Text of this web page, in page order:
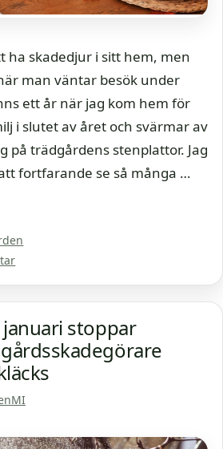
ha skadedjur i sitt hem, men
man väntar besök under
ett år när jag kom hem för
i slutet av året och svärmar av
på trädgårdens stenplattor. Jag
fortfarande se så många …
stoppar